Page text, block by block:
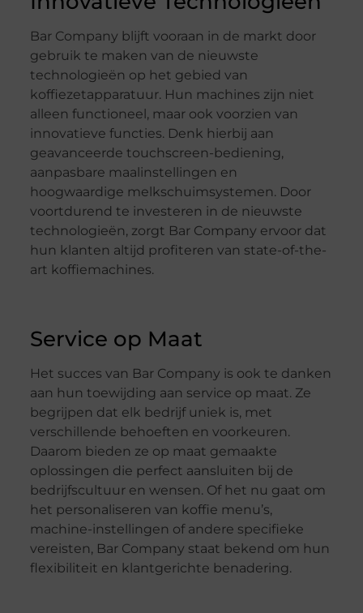
Bar Company blijft vooraan in de markt door
gebruik te maken van de nieuwste
technologieën op het gebied van
koffiezetapparatuur. Hun machines zijn niet
alleen functioneel, maar ook voorzien van
innovatieve functies. Denk hierbij aan
geavanceerde touchscreen-bediening,
aanpasbare maalinstellingen en
hoogwaardige melkschuimsystemen. Door
voortdurend te investeren in de nieuwste
technologieën, zorgt Bar Company ervoor dat
hun klanten altijd profiteren van state-of-the-
art koffiemachines.
Service op Maat
Het succes van Bar Company is ook te danken
aan hun toewijding aan service op maat. Ze
begrijpen dat elk bedrijf uniek is, met
verschillende behoeften en voorkeuren.
Daarom bieden ze op maat gemaakte
oplossingen die perfect aansluiten bij de
bedrijfscultuur en wensen. Of het nu gaat om
het personaliseren van koffie menu’s,
machine-instellingen of andere specifieke
vereisten, Bar Company staat bekend om hun
flexibiliteit en klantgerichte benadering.